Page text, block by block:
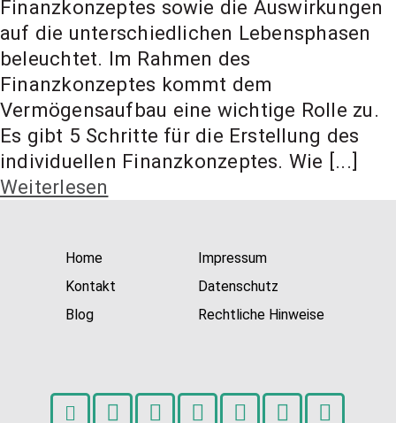
Finanzkonzeptes sowie die Auswirkungen
auf die unterschiedlichen Lebensphasen
beleuchtet. Im Rahmen des
Finanzkonzeptes kommt dem
Vermögensaufbau eine wichtige Rolle zu.
Es gibt 5 Schritte für die Erstellung des
individuellen Finanzkonzeptes. Wie [...]
Weiterlesen
Home
Kontakt
Blog
Impressum
Datenschutz
Rechtliche Hinweise